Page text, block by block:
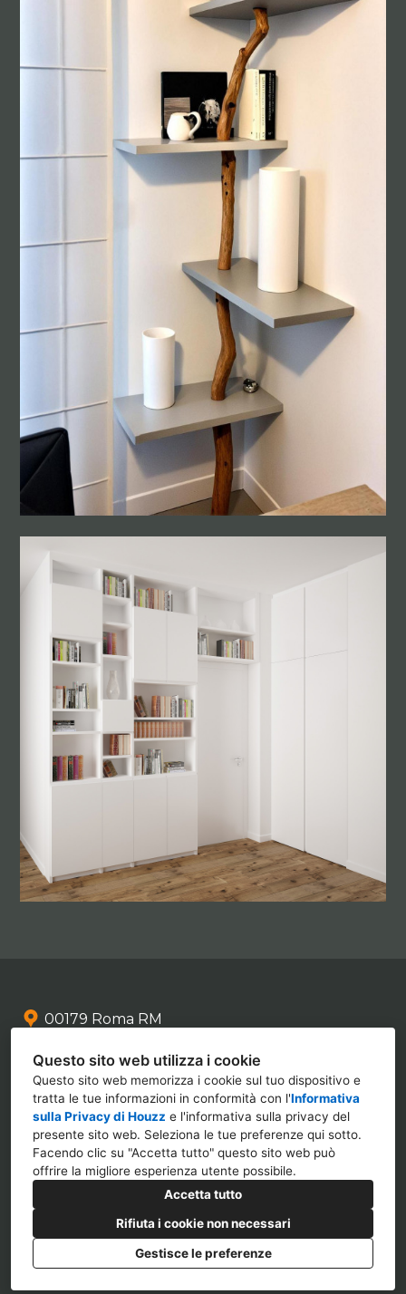
Questo sito web utilizza i cookie
Questo sito web memorizza i cookie sul tuo dispositivo e
tratta le tue informazioni in conformità con l'Informativa
sulla Privacy di Houzz e l'informativa sulla privacy del
presente sito web. Seleziona le tue preferenze qui sotto.
Facendo clic su "Accetta tutto" questo sito web può
offrire la migliore esperienza utente possibile.
Accetta tutto
Rifiuta i cookie non necessari
Gestisce le preferenze
00179 Roma RM
info@mezzetti.design